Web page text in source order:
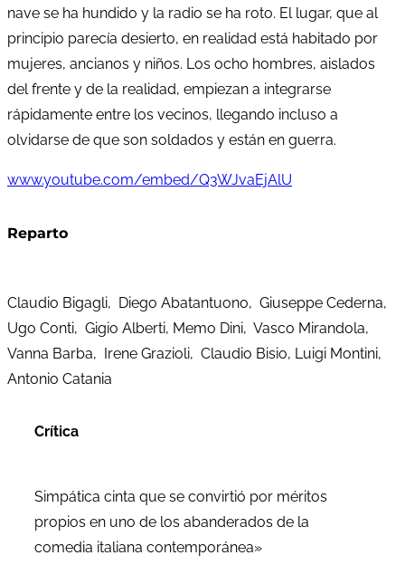
nave se ha hundido y la radio se ha roto. El lugar, que al
principio parecía desierto, en realidad está habitado por
mujeres, ancianos y niños. Los ocho hombres, aislados
del frente y de la realidad, empiezan a integrarse
rápidamente entre los vecinos, llegando incluso a
olvidarse de que son soldados y están en guerra.
www.youtube.com/embed/Q3WJvaEjAlU
Reparto
Claudio Bigagli, Diego Abatantuono, Giuseppe Cederna,
Ugo Conti, Gigio Alberti, Memo Dini, Vasco Mirandola,
Vanna Barba, Irene Grazioli, Claudio Bisio, Luigi Montini,
Antonio Catania
Crítica
Simpática cinta que se convirtió por méritos
propios en uno de los abanderados de la
comedia italiana contemporánea»